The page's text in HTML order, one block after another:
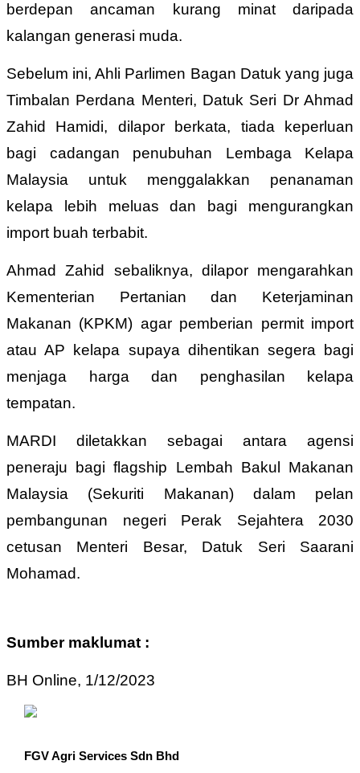
berdepan ancaman kurang minat daripada
kalangan generasi muda.
Sebelum ini, Ahli Parlimen Bagan Datuk yang juga
Timbalan Perdana Menteri, Datuk Seri Dr Ahmad
Zahid Hamidi, dilapor berkata, tiada keperluan
bagi cadangan penubuhan Lembaga Kelapa
Malaysia untuk menggalakkan penanaman
kelapa lebih meluas dan bagi mengurangkan
import buah terbabit.
Ahmad Zahid sebaliknya, dilapor mengarahkan
Kementerian Pertanian dan Keterjaminan
Makanan (KPKM) agar pemberian permit import
atau AP kelapa supaya dihentikan segera bagi
menjaga harga dan penghasilan kelapa
tempatan.
MARDI diletakkan sebagai antara agensi
peneraju bagi flagship Lembah Bakul Makanan
Malaysia (Sekuriti Makanan) dalam pelan
pembangunan negeri Perak Sejahtera 2030
cetusan Menteri Besar, Datuk Seri Saarani
Mohamad.
Sumber maklumat :
BH Online, 1/12/2023
FGV Agri Services Sdn Bhd